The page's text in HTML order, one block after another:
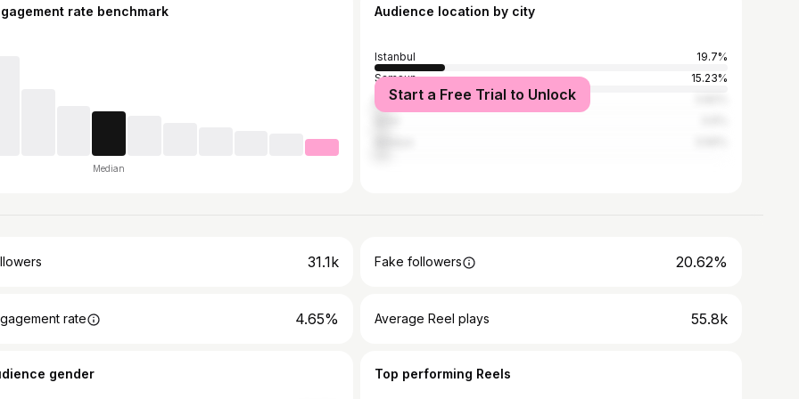
rate benchmark
Median
Audience location by city
Istanbul
19.7%
Samsun
15.23%
Bursa
Start a Free Trial to Unlock
31.1k Fake followers 20.62%
rate 4.65% Average Reel plays 55.8k
gender Top performing Reels